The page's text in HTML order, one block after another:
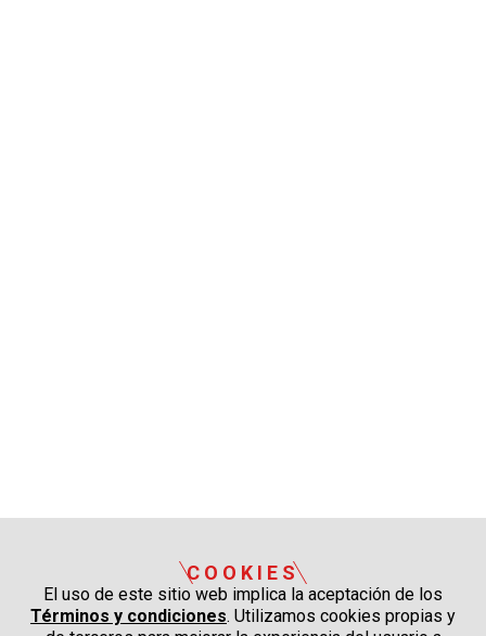
COOKIES
El uso de este sitio web implica la aceptación de los
Términos y condiciones. Utilizamos cookies propias y